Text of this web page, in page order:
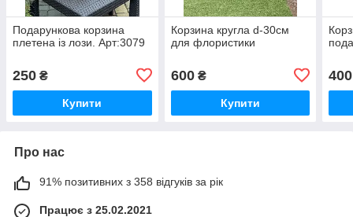
Подарункова корзина
плетена із лози. Арт:3079
250 ₴
Купити
Корзина кругла d-30см
для флористики
600₴
Купити
400
Про нас
91% позитивних з 358 відгуків за рік
Працює з 25.02.2021